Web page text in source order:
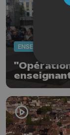
école